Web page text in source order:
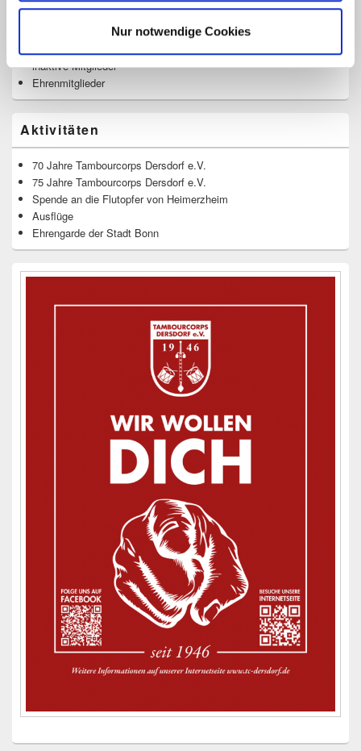
Nur notwendige Cookies
Widget-
inaktive Mitglieder
Ehrenmitglieder
Aktivitäten
70 Jahre Tambourcorps Dersdorf e.V.
75 Jahre Tambourcorps Dersdorf e.V.
Spende an die Flutopfer von Heimerzheim
Ausflüge
Ehrengarde der Stadt Bonn